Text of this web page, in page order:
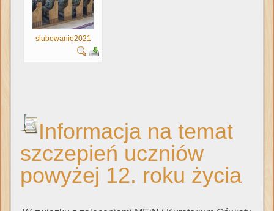
slubowanie2021
Informacja na temat
szczepień uczniów
powyżej 12. roku życia